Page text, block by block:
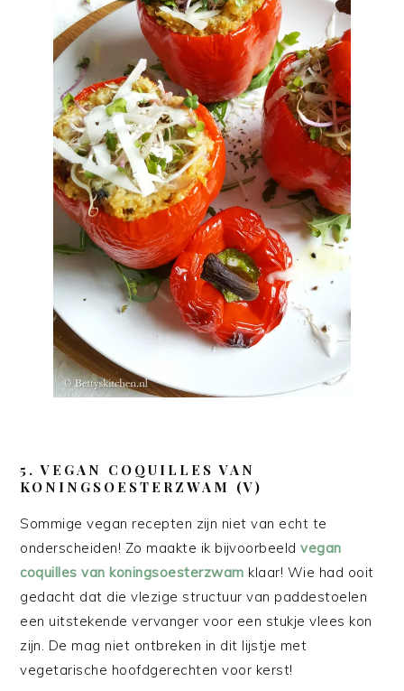
5. VEGAN COQUILLES VAN
KONINGSOESTERZWAM (V)
Sommige vegan recepten zijn niet van echt te
onderscheiden! Zo maakte ik bijvoorbeeldvegan
coquilles van koningsoesterzwam klaar! Wie had ooit
gedacht dat die vlezige structuur van paddestoelen
een uitstekende vervanger voor een stukje vlees kon
zijn. De mag niet ontbreken in dit lijstje met
vegetarische hoofdgerechten voor kerst!